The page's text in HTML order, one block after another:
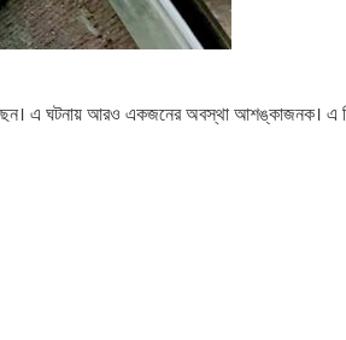
হয়েছেন। এ ঘটনায় আরও একজনের অবস্থা আশঙ্কাজনক। এ